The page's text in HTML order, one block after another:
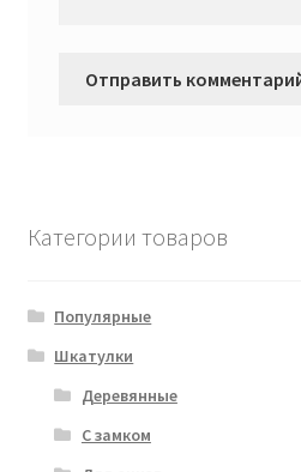
Категории товаров
Популярные
Шкатулки
Деревянные
С замком